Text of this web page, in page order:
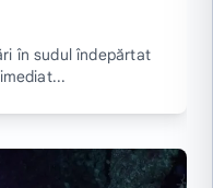
în sudul îndepărtat